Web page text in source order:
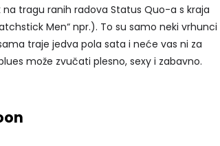
na tragu ranih radova Status Quo-a s kraja
Men“ npr.). To su samo neki vrhunci
traje jedva pola sata i neće vas ni za
može zvučati plesno, sexy i zabavno.